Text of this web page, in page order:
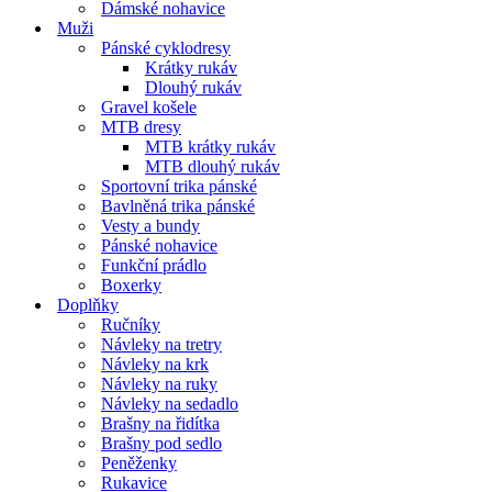
Dámské nohavice
Muži
Pánské cyklodresy
Krátky rukáv
Dlouhý rukáv
Gravel košele
MTB dresy
MTB krátky rukáv
MTB dlouhý rukáv
Sportovní trika pánské
Bavlněná trika pánské
Vesty a bundy
Pánské nohavice
Funkční prádlo
Boxerky
Doplňky
Ručníky
Návleky na tretry
Návleky na krk
Návleky na ruky
Návleky na sedadlo
Brašny na řidítka
Brašny pod sedlo
Peněženky
Rukavice